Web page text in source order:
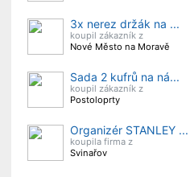
3x nerez držák na ...
koupil zákazník z
Nové Město na Moravě
Sada 2 kufrů na ná...
koupil zákazník z
Postoloprty
Organizér STANLEY ...
koupila firma z
Svinařov